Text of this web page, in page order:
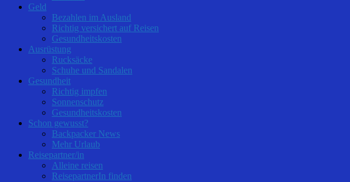
Geld
Bezahlen im Ausland
Richtig versichert auf Reisen
Gesundheitskosten
Ausrüstung
Rucksäcke
Schuhe und Sandalen
Gesundheit
Richtig impfen
Sonnenschutz
Gesundheitskosten
Schon gewusst?
Backpacker News
Mehr Urlaub
Reisepartner/in
Alleine reisen
ReisepartnerIn finden